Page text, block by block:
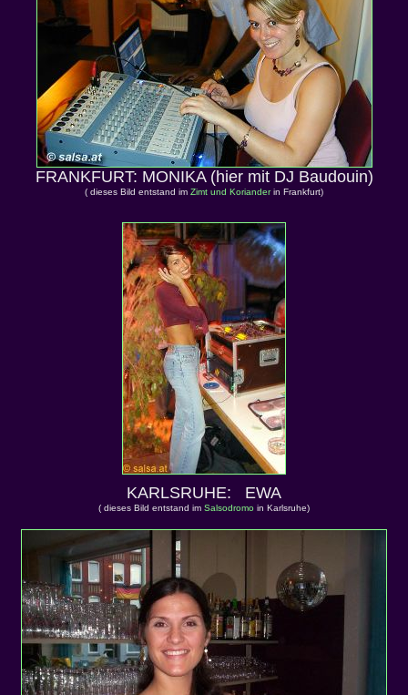
FRANKFURT: MONIKA (hier mit DJ Baudouin)
( dieses Bild entstand im Zimt und Korianderin Frankfurt)
KARLSRUHE: EWA
( dieses Bild entstand im Salsodromo in Karlsruhe)